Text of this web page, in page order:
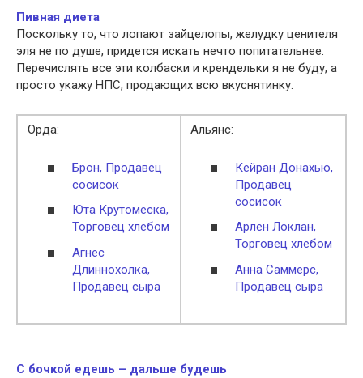
Пивная диета
Поскольку то, что лопают зайцелопы, желудку ценителя
эля не по душе, придется искать нечто попитательнее.
Перечислять все эти колбаски и крендельки я не буду, а
просто укажу НПС, продающих всю вкуснятинку.
Орда:
Брон, Продавец
сосисок
Юта Крутомеска,
Торговец хлебом
Агнес
Длиннохолка,
Продавец сыра
Альянс:
Кейран Донахью,
Продавец
сосисок
Арлен Локлан,
Торговец хлебом
Анна Саммерс,
Продавец сыра
С бочкой едешь – дальше будешь